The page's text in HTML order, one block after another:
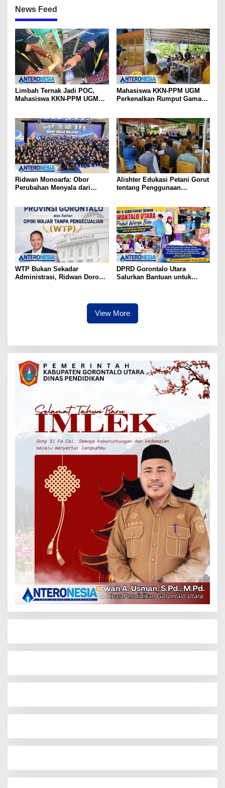
News Feed
Limbah Ternak Jadi POC,
Mahasiswa KKN-PPM UGM
Mahasiswa KKN-PPM UGM
Perkenalkan Rumput Gama
Ridwan Monoarfa: Obor
Perubahan Menyala dari
Alishter Edukasi Petani Gorut
tentang Penggunaan
WTP Bukan Sekadar
Administrasi, Ridwan Dorong
DPRD Gorontalo Utara
Salurkan Bantuan untuk
View More